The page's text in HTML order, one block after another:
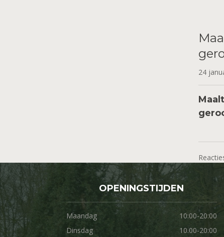
24
OPENINGSTIJDEN
Maandag
10:00-20:00
Dinsdag
10.00-20:00